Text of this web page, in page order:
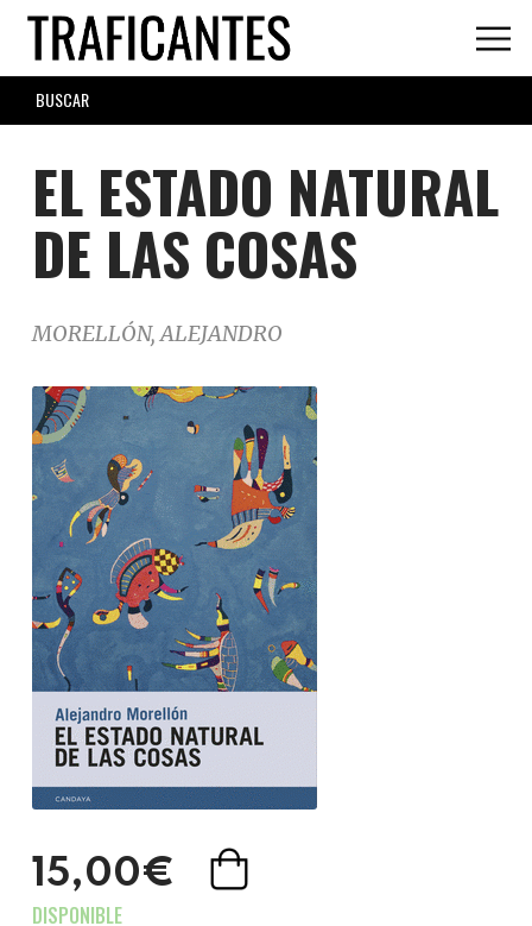
Skip
main
content
SEARCH
FORM
EL ESTADO NATURAL
DE LAS COSAS
MORELLÓN, ALEJANDRO
15,00€